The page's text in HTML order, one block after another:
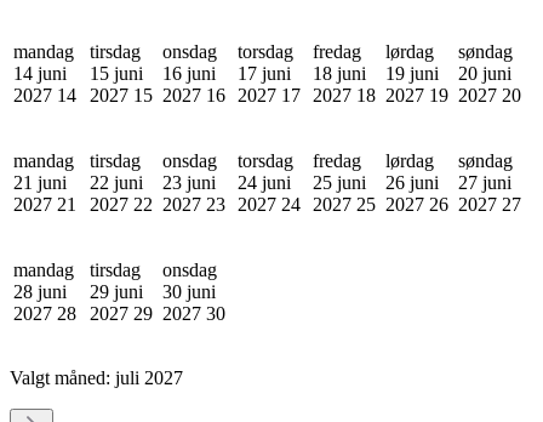
mandag
14 juni
2027 14
tirsdag
15 juni
2027 15
onsdag
16 juni
2027 16
torsdag
17 juni
2027 17
fredag
18 juni
2027 18
lørdag
19 juni
2027 19
søndag
20 juni
2027 20
mandag
21 juni
2027 21
tirsdag
22 juni
2027 22
onsdag
23 juni
2027 23
torsdag
24 juni
2027 24
fredag
25 juni
2027 25
lørdag
26 juni
2027 26
søndag
27 juni
2027 27
mandag
28 juni
2027 28
tirsdag
29 juni
2027 29
onsdag
30 juni
2027 30
Valgt måned: juli 2027